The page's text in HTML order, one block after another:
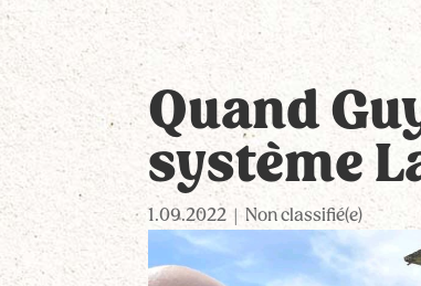
Quand
système
1.09.2022 |Non classifié(e)